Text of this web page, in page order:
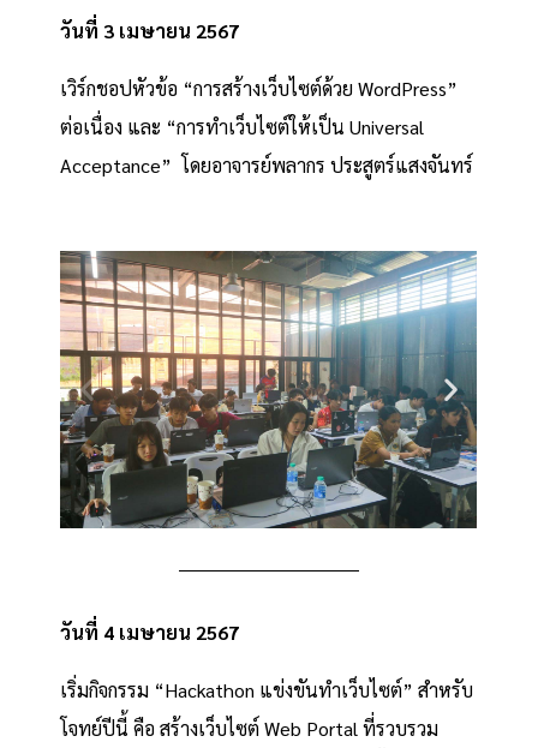
วันที่ 3 เมษายน 2567
เวิร์กชอปหัวข้อ “การสร้างเว็บไซต์ด้วย WordPress”
ต่อเนื่อง และ “การทำเว็บไซต์ให้เป็น Universal
Acceptance” โดยอาจารย์พลากร ประสูตร์แสงจันทร์
วันที่ 4 เมษายน 2567
เริ่มกิจกรรม “Hackathon แข่งขันทำเว็บไซต์” สำหรับ
โจทย์ปีนี้ คือ สร้างเว็บไซต์ Web Portal ที่รวบรวม